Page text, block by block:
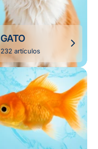
GATO
232 artículos